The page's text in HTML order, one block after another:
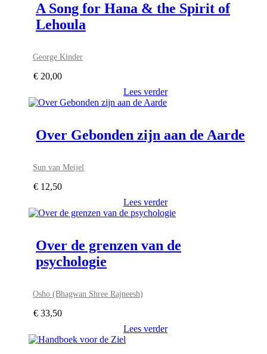
A Song for Hana & the Spirit of
Lehoula
George Kinder
€ 20,00
Lees verder
Over Gebonden zijn aan de Aarde
Sun van Meijel
€ 12,50
Lees verder
Over de grenzen van de
psychologie
Osho (Bhagwan Shree Rajneesh)
€ 33,50
Lees verder